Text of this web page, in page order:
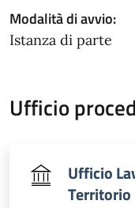
Modalità di avvio:
Istanza di parte
Ufficio
Ufficio
Territorio